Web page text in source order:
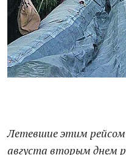
Летевшие этим
августа вторым днем